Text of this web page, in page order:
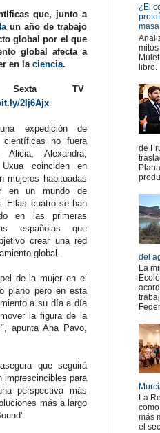
que, junto a
un año de trabajo
global por el que
global afecta a
en la ciencia.
TV
2Ij6Ajx
expedición de
científicas no fuera
Alicia, Alexandra,
coinciden en
mujeres habituadas
en un mundo de
Ellas cuatro se han
en las primeras
españolas que
crear una red
global.
de la mujer en el
plano pero en esta
a su día a día
la figura de la
apunta Ana Pavo,
que seguirá
imprescincibles para
perspectiva más
más a largo
¿El
mitos
libro.
de
del
La
La
más
el